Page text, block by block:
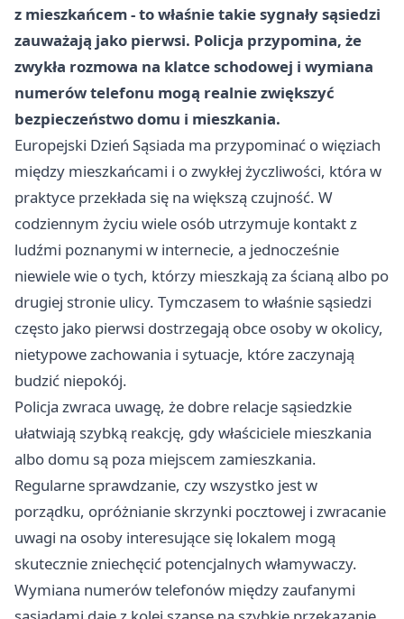
z mieszkańcem - to właśnie takie sygnały sąsiedzi
zauważają jako pierwsi. Policja przypomina, że
zwykła rozmowa na klatce schodowej i wymiana
numerów telefonu mogą realnie zwiększyć
bezpieczeństwo domu i mieszkania.
Europejski Dzień Sąsiada ma przypominać o więziach
między mieszkańcami i o zwykłej życzliwości, która w
praktyce przekłada się na większą czujność. W
codziennym życiu wiele osób utrzymuje kontakt z
ludźmi poznanymi w internecie, a jednocześnie
niewiele wie o tych, którzy mieszkają za ścianą albo po
drugiej stronie ulicy. Tymczasem to właśnie sąsiedzi
często jako pierwsi dostrzegają obce osoby w okolicy,
nietypowe zachowania i sytuacje, które zaczynają
budzić niepokój.
Policja zwraca uwagę, że dobre relacje sąsiedzkie
ułatwiają szybką reakcję, gdy właściciele mieszkania
albo domu są poza miejscem zamieszkania.
Regularne sprawdzanie, czy wszystko jest w
porządku, opróżnianie skrzynki pocztowej i zwracanie
uwagi na osoby interesujące się lokalem mogą
skutecznie zniechęcić potencjalnych włamywaczy.
Wymiana numerów telefonów między zaufanymi